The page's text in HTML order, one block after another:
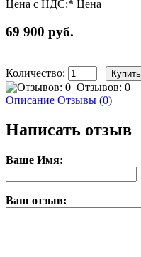
Цена с НДС:* Цена
69 900 руб.
Количество:
Отзывов: 0 |
Описание Отзывы (0)
Написать отзыв
Ваше Имя:
Ваш отзыв: